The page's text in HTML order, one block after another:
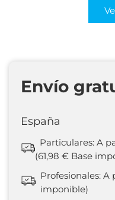
Envío
España
Particulares: A
(61,98 € Base
Profesionales:
imponible)